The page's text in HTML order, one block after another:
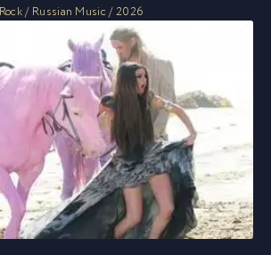
Rock / Russian Music / 2026